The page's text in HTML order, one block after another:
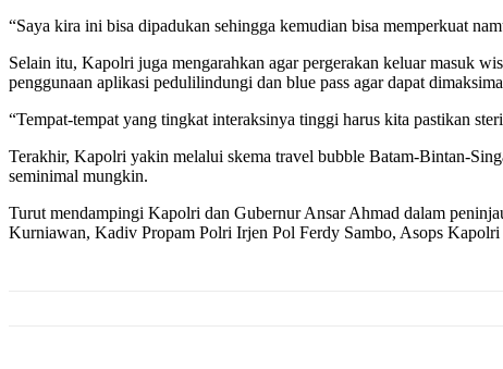
“Saya kira ini bisa dipadukan sehingga kemudian bisa memperkuat
Selain itu, Kapolri juga mengarahkan agar pergerakan keluar masuk
penggunaan aplikasi pedulilindungi dan blue pass agar dapat
“Tempat-tempat yang tingkat interaksinya tinggi harus kita pastikan
Terakhir, Kapolri yakin melalui skema travel bubble Batam-Bintan-
seminimal mungkin.
Turut mendampingi Kapolri dan Gubernur Ansar Ahmad dalam
Kurniawan, Kadiv Propam Polri Irjen Pol Ferdy Sambo, Asops